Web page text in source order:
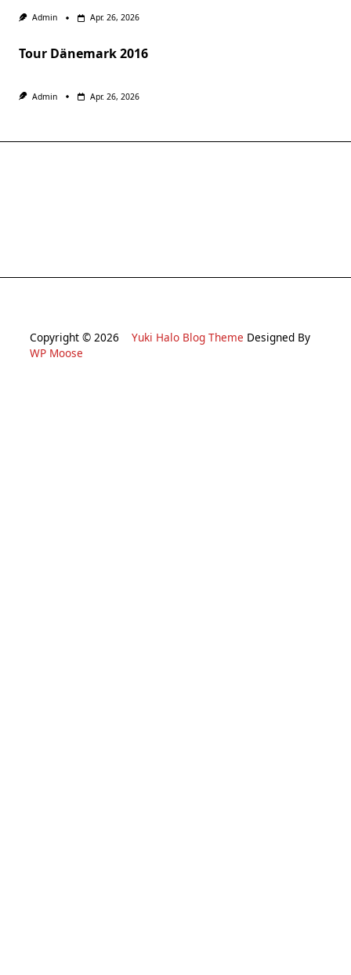
Admin Apr. 26, 2026
Tour Dänemark 2016
Admin Apr. 26, 2026
Copyright © 2026 Yuki Halo Blog Theme Designed By
WP Moose